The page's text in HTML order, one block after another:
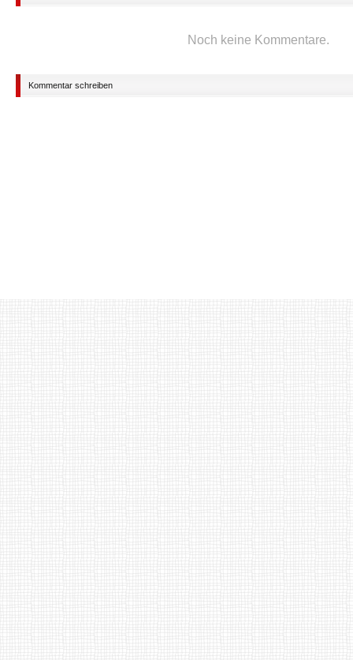
Noch keine Kommentare.
Kommentar schreiben